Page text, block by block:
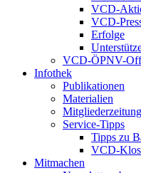
VCD-
VCD-
Erfolge
VCD-ÖPNV-
Infothek
Publikationen
Materialien
Service-Tipps
Tipps zu
VCD-
Mitmachen